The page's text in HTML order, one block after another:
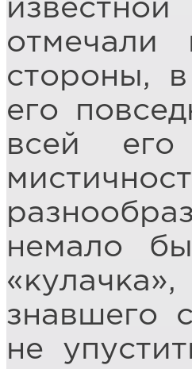
отмечали
стороны,
его
всей
немало
знавшего
не